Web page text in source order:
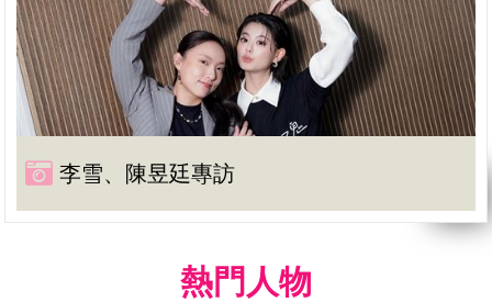
李雪、陳昱廷專訪
熱門人物